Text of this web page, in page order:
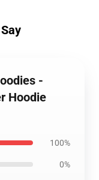
-
Hoodie
100%
0%